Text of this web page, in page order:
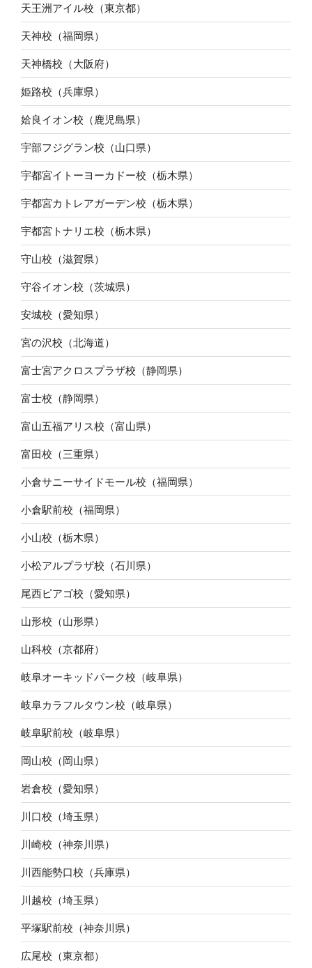
天王洲アイル校（東京都）
天神校（福岡県）
天神橋校（大阪府）
姫路校（兵庫県）
姶良イオン校（鹿児島県）
宇部フジグラン校（山口県）
宇都宮イトーヨーカドー校（栃木県）
宇都宮カトレアガーデン校（栃木県）
宇都宮トナリエ校（栃木県）
守山校（滋賀県）
守谷イオン校（茨城県）
安城校（愛知県）
宮の沢校（北海道）
富士宮アクロスプラザ校（静岡県）
富士校（静岡県）
富山五福アリス校（富山県）
富田校（三重県）
小倉サニーサイドモール校（福岡県）
小倉駅前校（福岡県）
小山校（栃木県）
小松アルプラザ校（石川県）
尾西ピアゴ校（愛知県）
山形校（山形県）
山科校（京都府）
岐阜オーキッドパーク校（岐阜県）
岐阜カラフルタウン校（岐阜県）
岐阜駅前校（岐阜県）
岡山校（岡山県）
岩倉校（愛知県）
川口校（埼玉県）
川崎校（神奈川県）
川西能勢口校（兵庫県）
川越校（埼玉県）
平塚駅前校（神奈川県）
広尾校（東京都）